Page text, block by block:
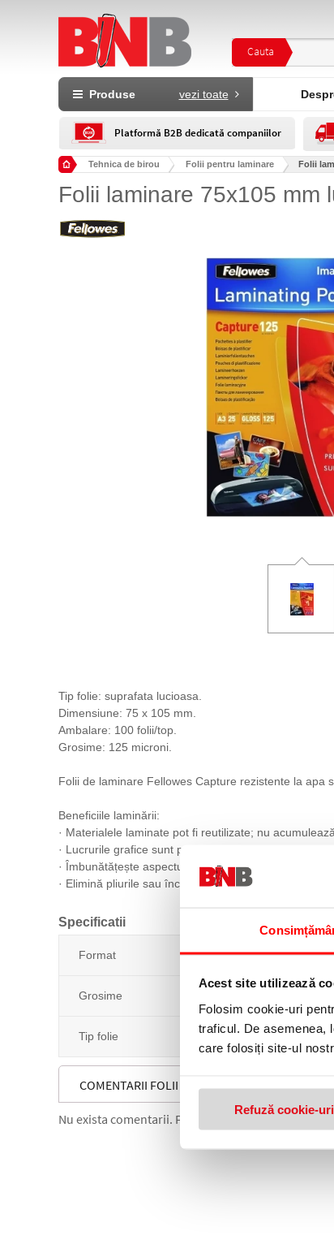
Acest site utilizează
Folosim cookie-uri
traficul. De asemenea,
care folosiți site-ul
Refuză cookie-
Cauta
Produse vezi toate
Platformă B2B dedicată companiilor
Tehnica de birou Folii pentru laminare Folii
Folii laminare 75x105 mm
Tip folie: suprafata lucioasa.
Dimensiune: 75 x 105 mm.
Ambalare: 100 folii/top.
Grosime: 125 microni.
Folii de laminare Fellowes Capture rezistente la apa
Beneficiile laminării:
· Materialele laminate pot fi reutilizate; nu
· Lucrurile grafice sunt protejate de potențiale
· Îmbunătățește aspectul materialelor;
· Elimină pliurile sau încrețiturile, asigurând o finisare
Specificatii
Format
Grosime
Tip folie
COMENTARII FOLII LAMINARE 75X105 MM
Nu exista comentarii. Fii primul care comenteaza